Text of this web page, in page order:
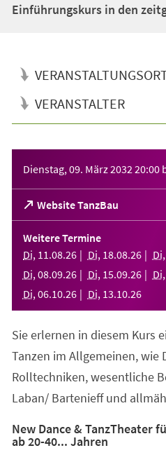
Einführungskurs in den
VERANSTALTER
Dienstag, 09. März 2032 20:00
Website TanzBau
(Öffnet
in
einem
neuen
Tab)
Weitere Termine
Di, 11 .08.26 Di, 18.08.26 Di,
Di, 08.09.26 Di, 15.09.26 Di,
Di, 06.10.26 Di, 13.10.26
Sie erlernen in diesem Kurs
Tanzen im Allgemeinen, wie
Rolltechniken, wesentliche
Laban/ Bartenieff und
New Dance & TanzTheater
ab 20-40... Jahren